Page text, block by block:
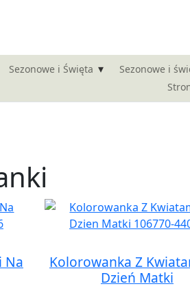
Sezonowe i Święta ▾ Sezonowe i
Na
Kolorowanka Z
Dzień Matki